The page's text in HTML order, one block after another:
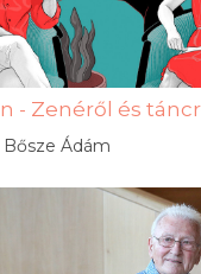
- Zenéről és
Ádám